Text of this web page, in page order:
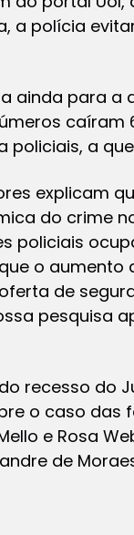
a polícia
ainda para a
caíram
a
explicam
do crime
policiais
o aumento
de
pesquisa
recesso do
o caso das
e Rosa
de